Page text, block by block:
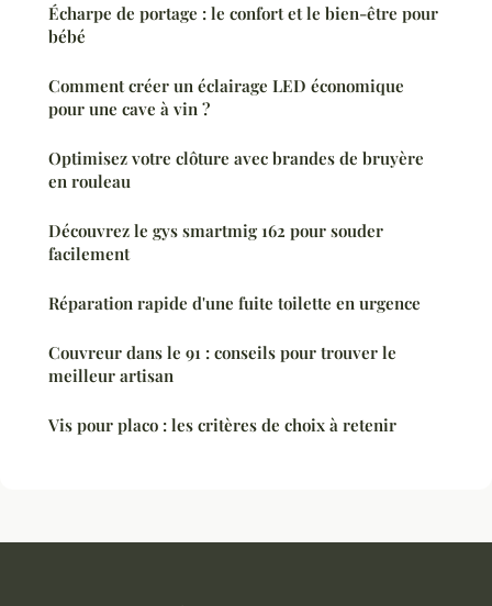
Écharpe de portage : le confort et le bien-être pour
bébé
Comment créer un éclairage LED économique
pour une cave à vin ?
Optimisez votre clôture avec brandes de bruyère
en rouleau
Découvrez le gys smartmig 162 pour souder
facilement
Réparation rapide d'une fuite toilette en urgence
Couvreur dans le 91 : conseils pour trouver le
meilleur artisan
Vis pour placo : les critères de choix à retenir